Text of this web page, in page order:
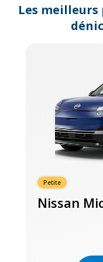
dates.
Les
Petite
Nissan